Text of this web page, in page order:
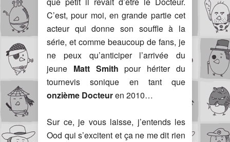
C’est, pour moi, en grande partie cet
acteur qui donne son souffle à la
série, et comme beaucoup de fans, je
ne peux qu’anticiper l’arrivée du
jeune Matt Smith pour hériter du
tournevis sonique en tant que
onzième Docteuren 2010…
Sur ce, je vous laisse, j’entends les
Ood qui s’excitent et ça ne me dit rien